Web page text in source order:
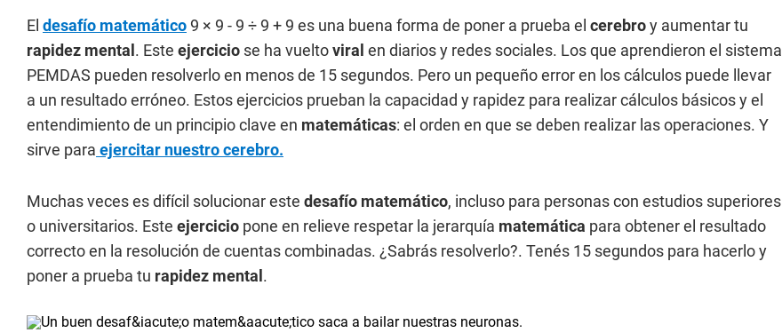
El desafío matemático 9 × 9 - 9 ÷ 9 + 9 es una buena forma de poner a prueba el cerebroy aumentar tu
rapidez mental . Este ejercicio se ha vueltoviral en diarios y redes sociales. Los que aprendieron el sistema
PEMDAS pueden resolverlo en menos de 15 segundos. Pero un pequeño error en los cálculos puede llevar
a un resultado erróneo. Estos ejercicios prueban la capacidad y rapidez para realizar cálculos básicos y el
entendimiento de un principio clave en matemáticas: el orden en que se deben realizar las operaciones. Y
sirve para ejercitar nuestro cerebro.
Muchas veces es difícil solucionar este desafío matemático, incluso para personas con estudios superiores
o universitarios. Este ejercicio pone en relieve respetar la jerarquía matemática para obtener el resultado
correcto en la resolución de cuentas combinadas. ¿Sabrás resolverlo?. Tenés 15 segundos para hacerlo y
poner a prueba tu rapidez mental .